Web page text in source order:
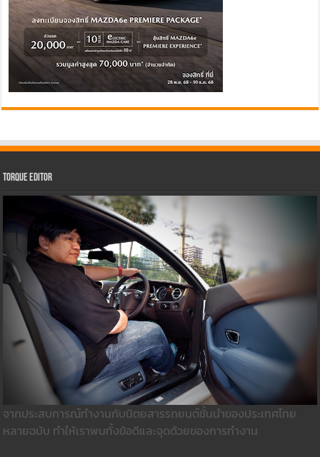
Torque Editor
จากประสบการณ์ทำงานกับนิตยสารรถยนต์ชั้นนำของประเทศไทย
หลายฉบับ ทำให้เราพบทั้งข้อดีและจุดด้วยของการทำงาน